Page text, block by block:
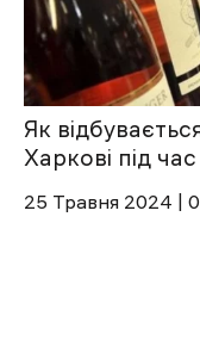
Як
Харкові під
25 Травня 2024 |